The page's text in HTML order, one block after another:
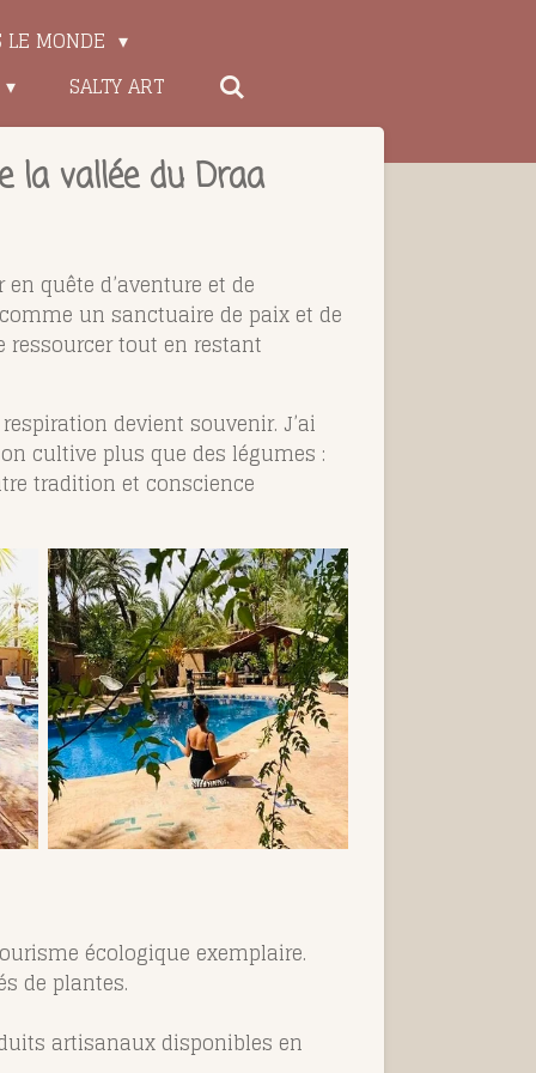
LE MONDE
SALTY ART
la vallée du Draa
quête d’aventure et de
un sanctuaire de paix et de
ressourcer tout en restant
devient souvenir. J’ai
cultive plus que des légumes :
tradition et conscience
écologique exemplaire.
de plantes.
artisanaux disponibles en